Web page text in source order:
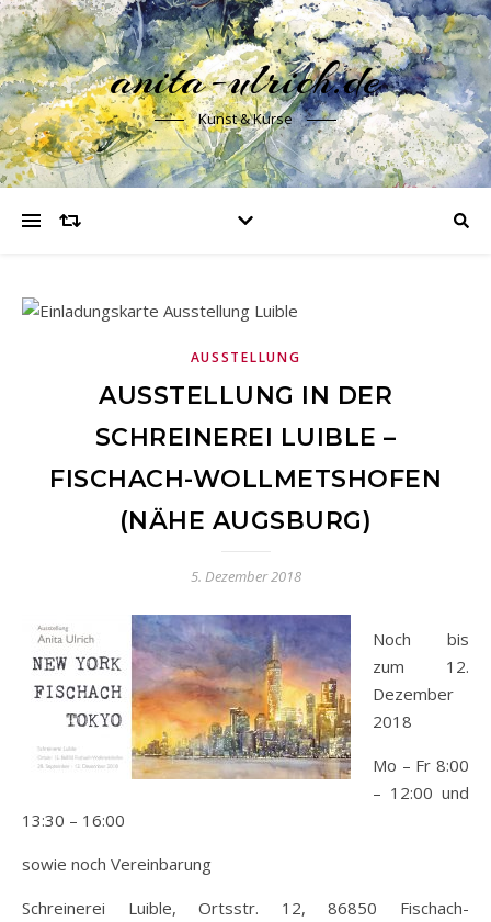
anita-ulrich.de
Kunst & Kurse
AUSSTELLUNG
AUSSTELLUNG IN DER
SCHREINEREI LUIBLE –
FISCHACH-WOLLMETSHOFEN
(NÄHE AUGSBURG)
5. Dezember 2018
Noch bis
zum 12.
Dezember
2018
Mo – Fr 8:00
– 12:00 und
13:30 – 16:00
sowie noch Vereinbarung
Schreinerei Luible, Ortsstr. 12, 86850 Fischach-